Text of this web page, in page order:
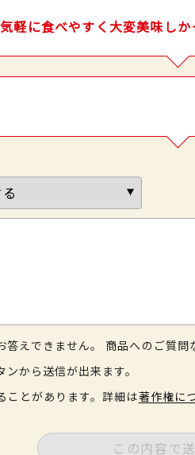
軽に食べやすく大変美味しか
えできません。 商品へのご質問
から送信が出来ます。
とがあります。詳細は著作権に
この内容で